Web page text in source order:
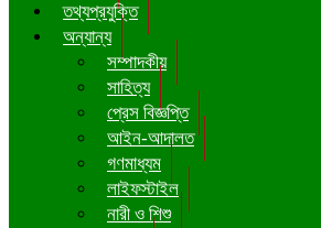
তথ্যপ্রযুক্তি
অন্যান্য
সম্পাদকীয়
সাহিত্য
প্রেস বিজ্ঞপ্তি
আইন-আদালত
গণমাধ্যম
লাইফস্টাইল
নারী ও শিশু